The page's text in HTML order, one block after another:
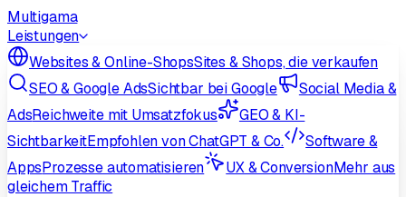
Multigama
Leistungen
Websites & Online-ShopsSites & Shops, die verkaufen
SEO & Google AdsSichtbar bei Google
Social Media &
AdsReichweite mit Umsatzfokus
GEO & KI-
SichtbarkeitEmpfohlen von ChatGPT & Co.
Software &
AppsProzesse automatisieren UX & ConversionMehr aus
gleichem Traffic